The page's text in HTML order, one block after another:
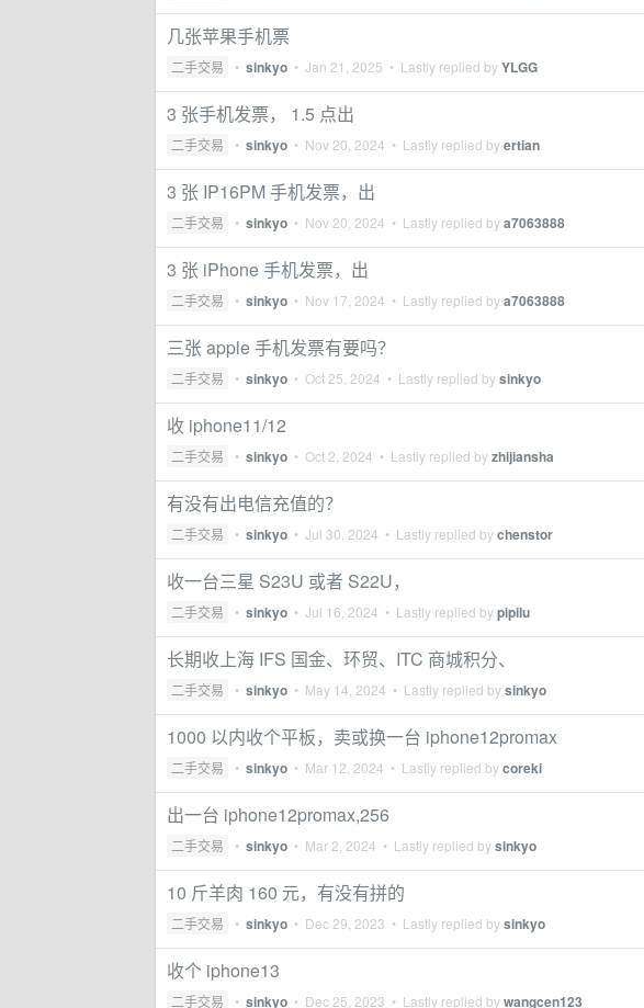
几张苹果手机票
二手交易 • sinkyo • Jan 21, 2025 • Lastly replied byYLGG
3 张手机发票， 1.5 点出
二手交易 • sinkyo • Nov 20, 2024 • Lastly replied byertian
3 张 IP16PM 手机发票，出
二手交易 • sinkyo • Nov 20, 2024 • Lastly replied bya7063888
3 张 iPhone 手机发票，出
二手交易 • sinkyo • Nov 17, 2024 • Lastly replied bya7063888
三张 apple 手机发票有要吗？
二手交易 • sinkyo • Oct 25, 2024 • Lastly replied bysinkyo
收 iphone11/12
二手交易 • sinkyo • Oct 2, 2024 • Lastly replied byzhijiansha
有没有出电信充值的？
二手交易 • sinkyo • Jul 30, 2024 • Lastly replied bychenstor
收一台三星 S23U 或者 S22U，
二手交易 • sinkyo • Jul 16, 2024 • Lastly replied bypipilu
长期收上海 IFS 国金、环贸、ITC 商城积分、
二手交易 • sinkyo • May 14, 2024 • Lastly replied bysinkyo
1000 以内收个平板，卖或换一台 iphone12promax
二手交易 • sinkyo • Mar 12, 2024 • Lastly replied bycoreki
出一台 iphone12promax,256
二手交易 • sinkyo • Mar 2, 2024 • Lastly replied bysinkyo
10 斤羊肉 160 元，有没有拼的
二手交易 • sinkyo • Dec 29, 2023 • Lastly replied bysinkyo
收个 iphone13
二手交易 • sinkyo • Dec 25, 2023 • Lastly replied bywangcen123